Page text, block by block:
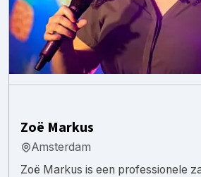
Zoë Markus
Amsterdam
Zoë Markus is een professionele